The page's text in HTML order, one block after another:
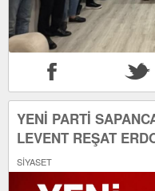
YENİ PARTİ
LEVENT REŞAT
SİYASET